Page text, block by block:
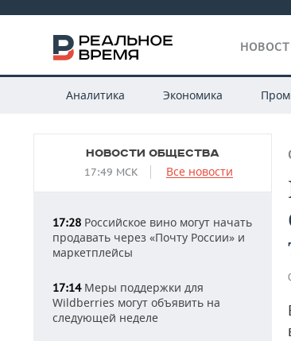
Аналитика Экономика
НОВОСТИ ОБЩЕСТВА
17:49 МСК Все новости
17:28 Российское вино могут начать
продавать через «Почту России» и
маркетплейсы
17:14Меры поддержки для
Wildberries могут объявить на
следующей неделе